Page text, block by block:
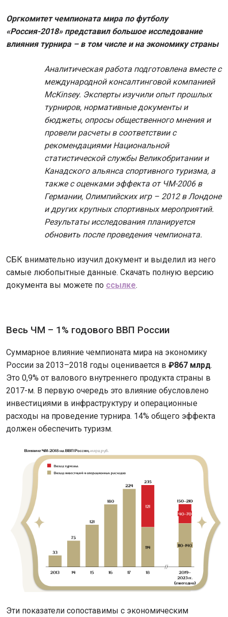
Оргкомитет чемпионата мира по футболу
«Россия-2018» представил большое исследование
влияния турнира – в том числе и на экономику страны
Аналитическая работа подготовлена вместе с
международной консалтинговой компанией
McKinsey. Эксперты изучили опыт прошлых
турниров, нормативные документы и
бюджеты, опросы общественного мнения и
провели расчеты в соответствии с
рекомендациями Национальной
статистической службы Великобритании и
Канадского альянса спортивного туризма, а
также с оценками эффекта от ЧМ-2006 в
Германии, Олимпийских игр – 2012 в Лондоне
и других крупных спортивных мероприятий.
Результаты исследования планируется
обновить после проведения чемпионата.
СБК внимательно изучил документ и выделил из него
самые любопытные данные. Скачать полную версию
документа вы можете по ссылке.
Весь ЧМ – 1% годового ВВП России
Суммарное влияние чемпионата мира на экономику
России за 2013–2018 годы оценивается в ₽867 млрд.
Это 0,9% от валового внутреннего продукта страны в
2017-м. В первую очередь это влияние обусловлено
инвестициями в инфраструктуру и операционные
расходы на проведение турнира. 14% общего эффекта
должен обеспечить туризм.
Эти показатели сопоставимы с экономическим